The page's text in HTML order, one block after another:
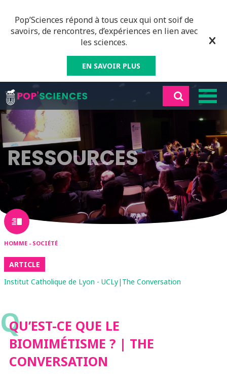
Pop’Sciences répond à tous ceux qui ont soif de
savoirs, de rencontres, d’expériences en lien avec
les sciences.
EN SAVOIR PLUS
RESSOURCES
HOMME - SOCIÉTÉ
ARTICLE
Institut Catholique de Lyon - UCLy|The Conversation
Q
QU’EST-CE QUE LE
BIOMIMÉTISME ? | THE
CONVERSATION